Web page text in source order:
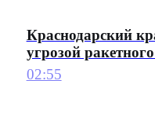
Краснодарский
угрозой
02:55